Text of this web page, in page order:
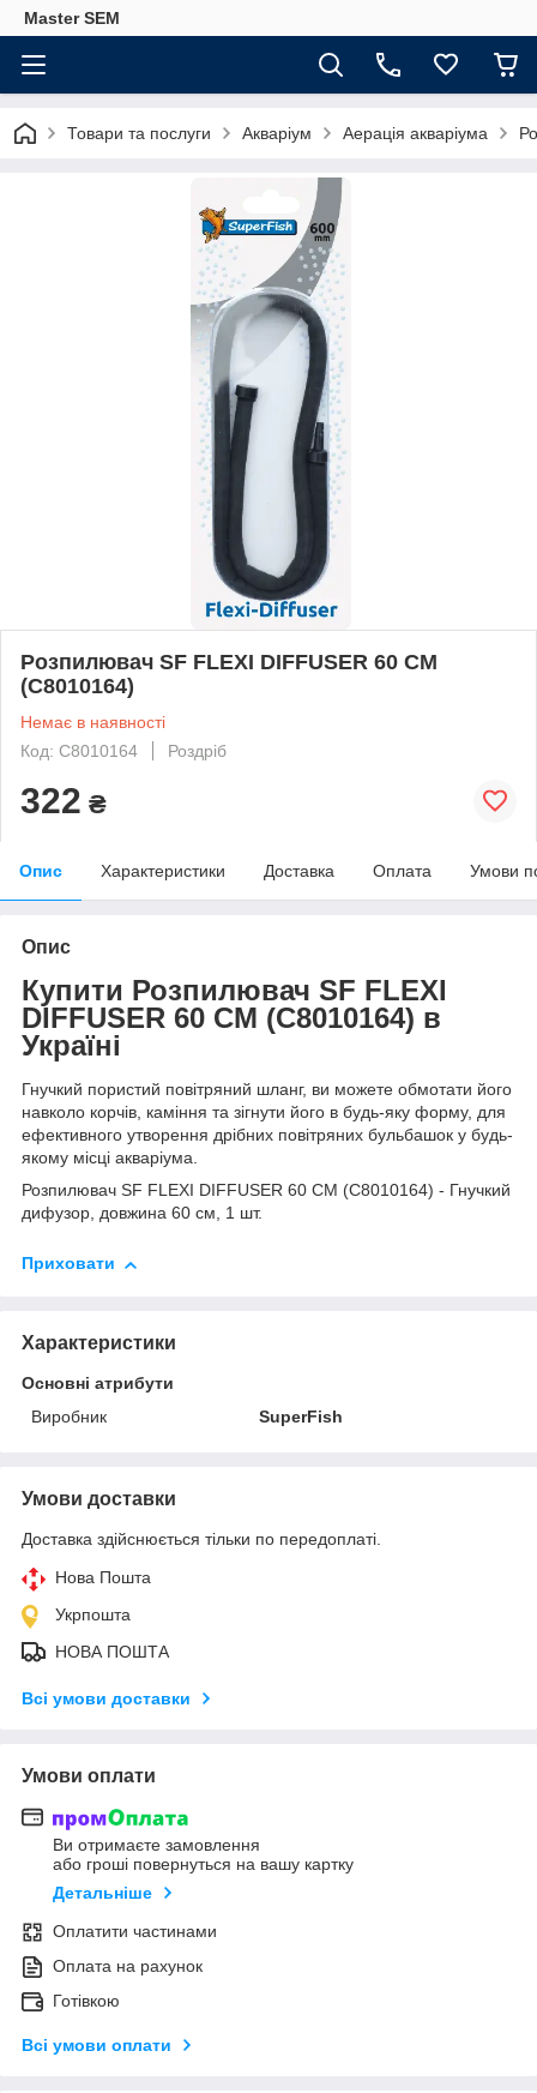
Master SEM
Товари та послуги Акваріум Аерація акваріума
Розпилювач SF FLEXI DIFFUSER 60 CM
(C8010164)
Немає в наявності
Код: C8010164
Роздріб
322 ₴
Опис Характеристики Доставка Оплата Умови
Опис
Купити Розпилювач SF FLEXI
DIFFUSER 60 CM (C8010164) в
Україні
Гнучкий пористий повітряний шланг, ви можете обмотати його
навколо корчів, каміння та зігнути його в будь-яку форму, для
ефективного утворення дрібних повітряних бульбашок у будь-
якому місці акваріума.
Розпилювач SF FLEXI DIFFUSER 60 CM (C8010164) - Гнучкий
дифузор, довжина 60 см, 1 шт.
Приховати
Характеристики
Основні атрибути
Виробник
SuperFish
Умови доставки
Доставка здійснюється тільки по передоплаті.
Нова Пошта
Укрпошта
НОВА ПОШТА
Всі умови доставки
Умови оплати
Ви отримаєте замовлення
або гроші повернуться на вашу картку
Детальніше
Оплатити частинами
Оплата на рахунок
Готівкою
Всі умови оплати